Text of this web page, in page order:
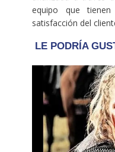
equipo que
satisfacción del